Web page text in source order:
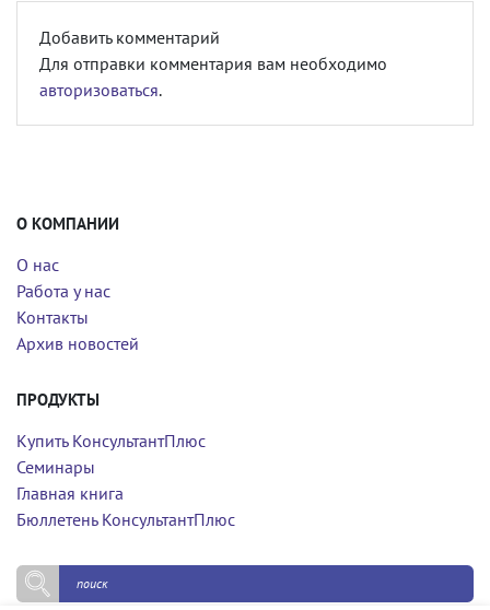
Добавить комментарий
Для отправки комментария вам необходимо
авторизоваться.
О КОМПАНИИ
О нас
Работа у нас
Контакты
Архив новостей
ПРОДУКТЫ
Купить КонсультантПлюс
Семинары
Главная книга
Бюллетень КонсультантПлюс